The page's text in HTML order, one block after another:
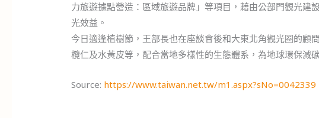
力旅遊據點營造：區域旅遊品牌」等項目，藉由公部門觀光建
光效益。
今日適逢植樹節，王部長也在座談會後和大東北角觀光圈的顧
欖仁及水黃皮等，配合當地多樣性的生態體系，為地球環保減
Source: https://www.taiwan.net.tw/m1.aspx?sNo=0042339